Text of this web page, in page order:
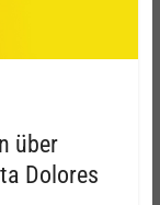
über
Dolores